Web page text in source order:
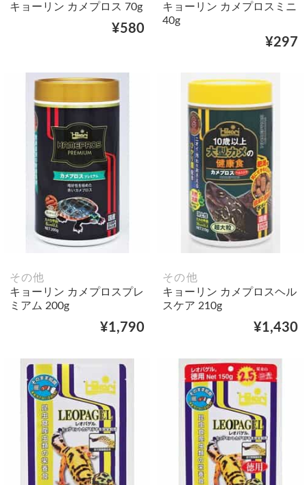
キョーリン カメプロス 70g
¥580
キョーリン カメプロスミニ
40g
¥297
その他
キョーリン カメプロスプレ
ミアム 200g
¥1,790
その他
キョーリン カメプロスヘル
スケア 210g
¥1,430